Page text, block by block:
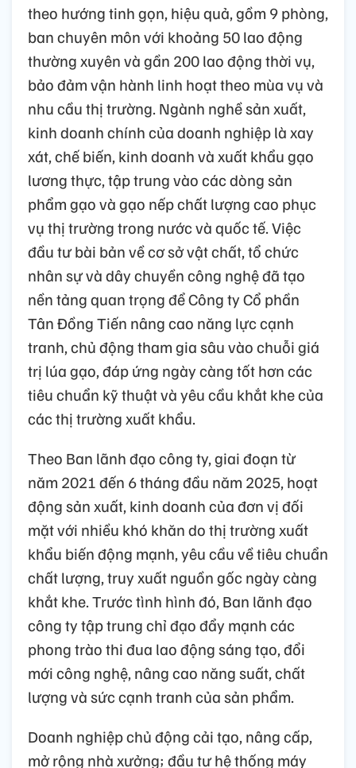
theo hướng tinh gọn, hiệu quả, gồm 9 phòng,
ban chuyên môn với khoảng 50 lao động
thường xuyên và gần 200 lao động thời vụ,
bảo đảm vận hành linh hoạt theo mùa vụ và
nhu cầu thị trường. Ngành nghề sản xuất,
kinh doanh chính của doanh nghiệp là xay
xát, chế biến, kinh doanh và xuất khẩu gạo
lương thực, tập trung vào các dòng sản
phẩm gạo và gạo nếp chất lượng cao phục
vụ thị trường trong nước và quốc tế. Việc
đầu tư bài bản về cơ sở vật chất, tổ chức
nhân sự và dây chuyền công nghệ đã tạo
nền tảng quan trọng để Công ty Cổ phần
Tân Đồng Tiến nâng cao năng lực cạnh
tranh, chủ động tham gia sâu vào chuỗi giá
trị lúa gạo, đáp ứng ngày càng tốt hơn các
tiêu chuẩn kỹ thuật và yêu cầu khắt khe của
các thị trường xuất khẩu.
Theo Ban lãnh đạo công ty, giai đoạn từ
năm 2021 đến 6 tháng đầu năm 2025, hoạt
động sản xuất, kinh doanh của đơn vị đối
mặt với nhiều khó khăn do thị trường xuất
khẩu biến động mạnh, yêu cầu về tiêu chuẩn
chất lượng, truy xuất nguồn gốc ngày càng
khắt khe. Trước tình hình đó, Ban lãnh đạo
công ty tập trung chỉ đạo đẩy mạnh các
phong trào thi đua lao động sáng tạo, đổi
mới công nghệ, nâng cao năng suất, chất
lượng và sức cạnh tranh của sản phẩm.
Doanh nghiệp chủ động cải tạo, nâng cấp,
mở rộng nhà xưởng; đầu tư hệ thống máy